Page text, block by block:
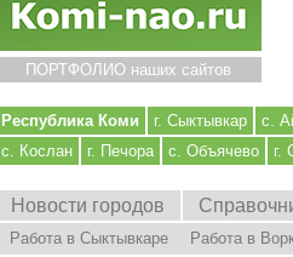
ПОРТФОЛИО наших сайтов
Республика Коми г. Сыктывкар
с.
с. Кослан
г. Печора с. Объячево г.
Новости городов
Работа в Сыктывкаре Работа в